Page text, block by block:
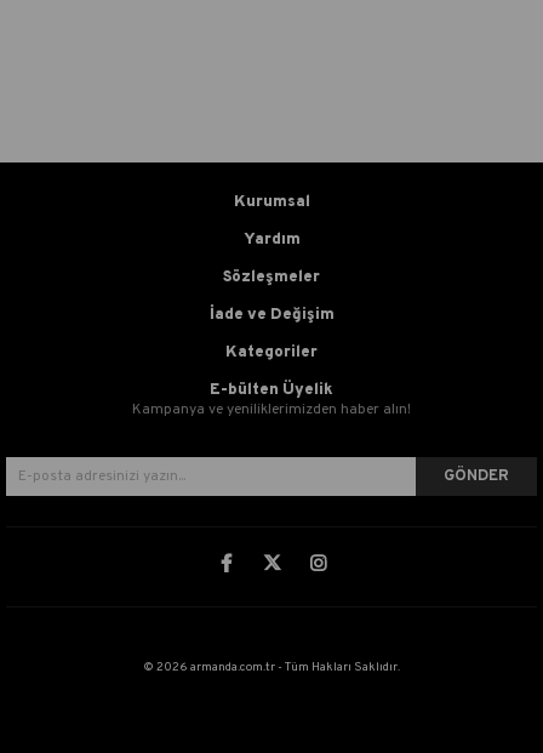
Kurumsal
Yardım
Sözleşmeler
İade ve Değişim
Kategoriler
E-bülten Üyelik
Kampanya ve yeniliklerimizden haber alın!
GÖNDER
© 2026 armanda.com.tr - Tüm Hakları Saklıdır.